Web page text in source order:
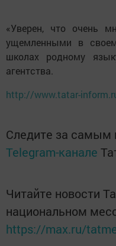
«Уверен, что очень
ущемленными в
школах родному
агентства.
http://www.tatar-
Следите за
Telegram-канале
Читайте новости
национальном
https://max.ru/